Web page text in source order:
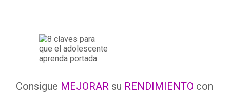
Consigue MEJORAR su RENDIMIENTO con